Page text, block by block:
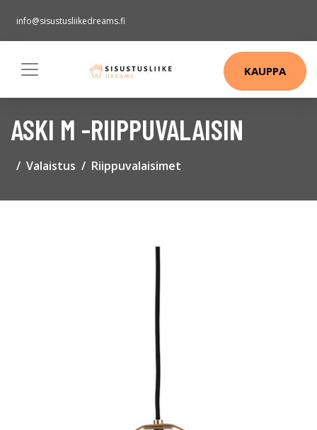
info@sisustusliikedreams.fi
KAUPPA
ASKI M -RIIPPUVALAISIN
Valaistus Riippuvalaisimet